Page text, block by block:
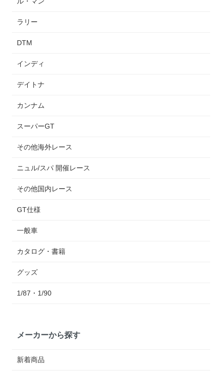
ラリー
DTM
インディ
デイトナ
カンナム
スーパーGT
その他海外レース
ニュル/スパ 開催レース
その他国内レース
GT仕様
一般車
カタログ・書籍
グッズ
1/87・1/90
メーカーから探す
新着商品